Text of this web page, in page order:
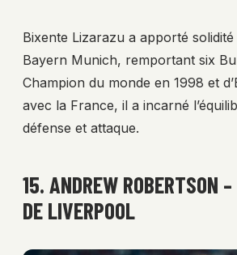
Bixente Lizarazu a apporté
Bayern Munich, remportant six
Champion du monde en 1998 et
avec la France, il a incarné
défense et attaque.
15. ANDREW ROBERTSON
DE LIVERPOOL